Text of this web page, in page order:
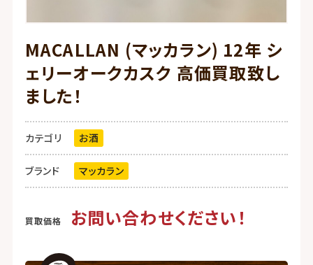
MACALLAN (マッカラン) 12年 シ
ェリーオークカスク 高価買取致し
ました！
カテゴリ お酒
ブランド マッカラン
お問い合わせください！